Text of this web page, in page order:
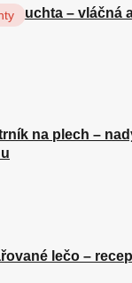
buchta – vláčná
na plech –
lečo –